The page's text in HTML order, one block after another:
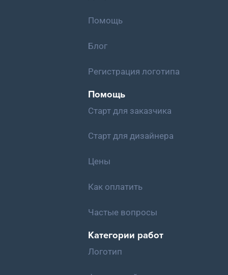
Помощь
Блог
Регистрация логотипа
Помощь
Старт для заказчика
Старт для дизайнера
Цены
Как оплатить
Частые вопросы
Категории работ
Логотип